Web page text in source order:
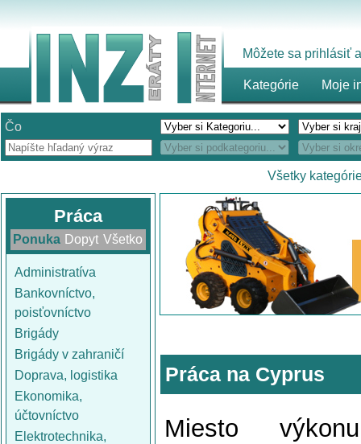
Môžete sa prihlásiť
Kategórie Moje
Čo
Všetky
Práca
Ponuka Dopyt Všetko
Administratíva
Bankovníctvo,
poisťovníctvo
Brigády
Brigády v zahraničí
Doprava, logistika
Ekonomika,
účtovníctvo
Elektrotechnika,
Práca na Cyprus
Miesto